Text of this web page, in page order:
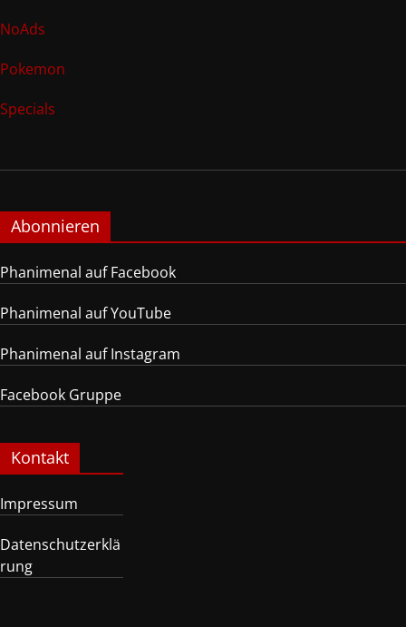
NoAds
Pokemon
Specials
Abonnieren
Phanimenal auf Facebook
Phanimenal auf YouTube
Phanimenal auf Instagram
Facebook Gruppe
Kontakt
Impressum
Datenschutzerklä
rung